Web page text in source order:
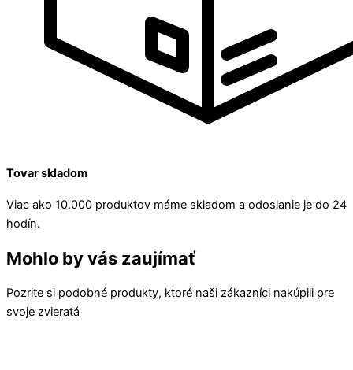
Tovar skladom
Viac ako 10.000 produktov máme skladom a odoslanie je do 24
hodín.
Mohlo by vás zaujímať
Pozrite si podobné produkty, ktoré naši zákazníci nakúpili pre
svoje zvieratá